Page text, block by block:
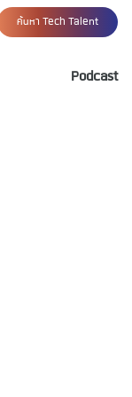
ค้นหา Tech Talent
Podcast